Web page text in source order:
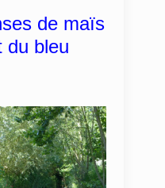
de maïs
du bleu